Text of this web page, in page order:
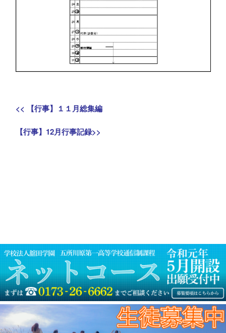
投
稿
ョ
ン
<<
Previous
【行事】１１月総集編
Next
【行事】12月行事記録>>